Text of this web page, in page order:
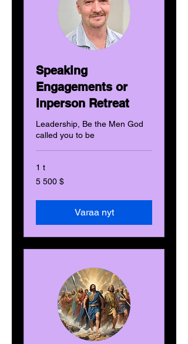
Speaking
Engagements or
inperson Retreat
Leadership, Be the Men God
called you to be
1 t
5 500
Yhdysvaltain
5 500 $
Varaa nyt